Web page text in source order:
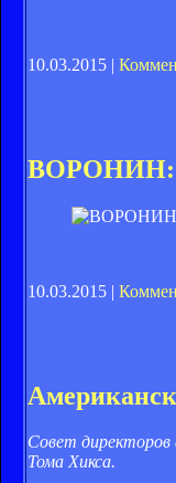
10.03.2015 |
ВОРОНИН:
10.03.2015 |
Совет директоров
Тома Хикса.